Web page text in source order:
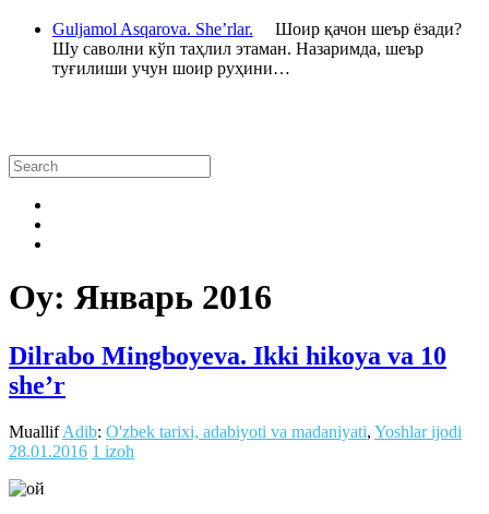
Guljamol Asqarova. She’rlar. Шоир қачон шеър ёзади?
Шу саволни кўп таҳлил этаман. Назаримда, шеър
туғилиши учун шоир руҳини…
Oy: Январь 2016
Dilrabo Mingboyeva. Ikki hikoya va 10
she’r
MuallifAdib: O'zbek tarixi, adabiyoti va madaniyati, Yoshlar ijodi
28.01.2016 1 izoh